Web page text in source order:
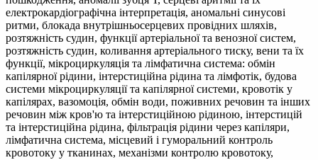
електрокардіографічна інтерпретація, аномальні синусові
ритми, блокада внутрішньосерцевих провідних шляхів,
розтяжність судин, функції артеріальної та венозної систем,
розтяжність судин, коливання артеріального тиску, вени та їх
функції, мікроциркуляція та лімфатична система: обмін
капілярної рідини, інтерстиційна рідина та лімфотік, будова
системи мікроциркуляції та капілярної системи, кровотік у
капілярах, вазомоція, обмін води, поживних речовин та інших
речовин між кров'ю та інтерстиційною рідиною, інтерстицій
та інтерстиційна рідина, фільтрація рідини через капіляри,
лімфатична система, місцевий і гуморальний контроль
кровотоку у тканинах, механізми контролю кровотоку,